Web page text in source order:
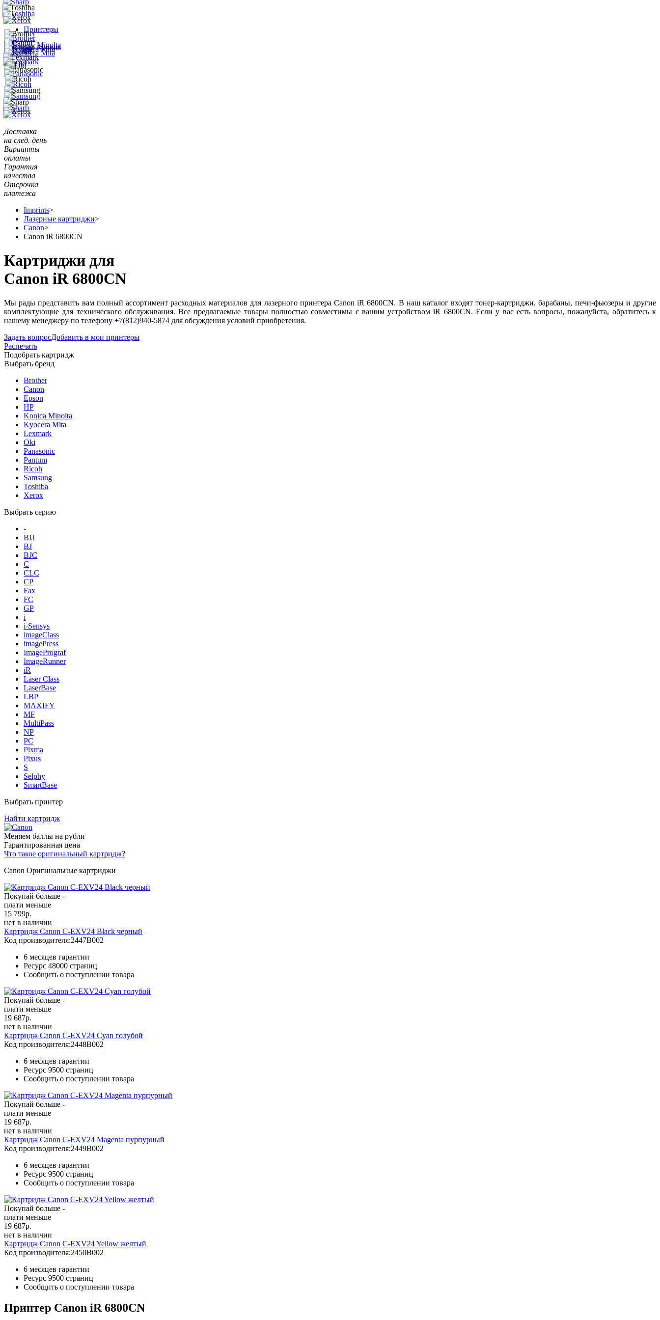
Принтеры
Доставка
на след. день
Варианты
оплаты
Гарантия
качества
Отсрочка
платежа
Imprints>
Лазерные картриджи>
Canon>
Canon iR 6800CN
Картриджи для
Canon iR 6800CN
Мы рады представить вам полный ассортимент расходных материалов для лазерного принтера Canon iR 6800CN. В наш каталог входят тонер-картриджи, барабаны, печи-фьюзеры и другие
комплектующие для технического обслуживания. Все предлагаемые товары полностью совместимы с вашим устройством iR 6800CN. Если у вас есть вопросы, пожалуйста, обратитесь к
нашему менеджеру по телефону +7(812)940-5874 для обсуждения условий приобретения.
Задать вопросДобавить в мои принтеры
Распечать
Подобрать картридж
Выбрать бренд
Brother
Canon
Epson
HP
Konica Minolta
Kyocera Mita
Lexmark
Oki
Panasonic
Pantum
Ricoh
Samsung
Toshiba
Xerox
Выбрать серию
-
BIJ
BJ
BJC
C
CLC
CP
Fax
FC
GP
i
i-Sensys
imageClass
imagePress
ImagePrograf
ImageRunner
iR
Laser Class
LaserBase
LBP
MAXIFY
MF
MultiPass
NP
PC
Pixma
Pixus
S
Selphy
SmartBase
Выбрать принтер
Найти картридж
Меняем баллы на рубли
Гарантированная цена
Что такое оригинальный картридж?
Canon Оригинальные картриджи
Покупай больше -
плати меньше
15 799р.
нет в наличии
Картридж Canon C-EXV24 Black черный
Код производителя:2447B002
6 месяцев гарантии
Ресурс 48000 страниц
Сообщить о поступлении товара
Покупай больше -
плати меньше
19 687р.
нет в наличии
Картридж Canon C-EXV24 Cyan голубой
Код производителя:2448B002
6 месяцев гарантии
Ресурс 9500 страниц
Сообщить о поступлении товара
Покупай больше -
плати меньше
19 687р.
нет в наличии
Картридж Canon C-EXV24 Magenta пурпурный
Код производителя:2449B002
6 месяцев гарантии
Ресурс 9500 страниц
Сообщить о поступлении товара
Покупай больше -
плати меньше
19 687р.
нет в наличии
Картридж Canon C-EXV24 Yellow желтый
Код производителя:2450B002
6 месяцев гарантии
Ресурс 9500 страниц
Сообщить о поступлении товара
Принтер Canon iR 6800CN